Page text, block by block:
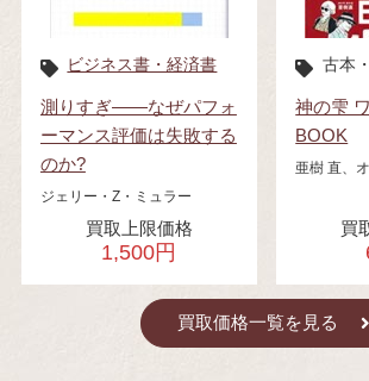
ビジネス書・経済書
測りすぎ――なぜパフォ
ーマンス評価は失敗する
のか?
ジェリー・Z・ミュラー
買取上限価格
1,500円
古本
神の雫
BOOK
亜樹 直、
買
買取価格一覧を見る